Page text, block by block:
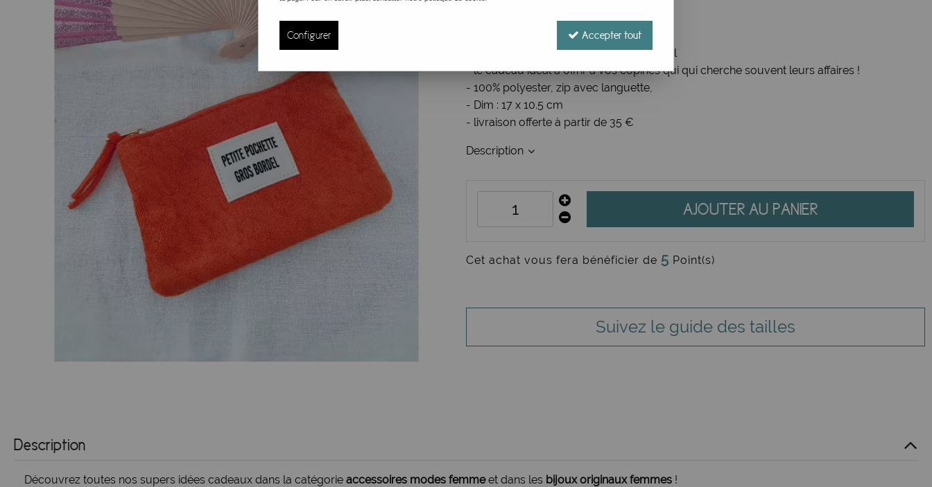
pochette éponge orange
Pochette zippée en tissu éponge orange,
- inscription : Petite pochette, Gros bordel
- le cadeau idéal à offrir à vos copines qui qui cherche souvent leurs affaires !
- 100% polyester, zip avec languette,
- Dim : 17 x 10.5 cm
- livraison offerte à partir de 35 €
Description
AJOUTER AU PANIER
Cet achat vous fera bénéficier de 5 Point(s)
Suivez le guide des tailles
Description
Découvrez toutes nos supers idées cadeaux dans la catégorie accessoires modes femmeet dans les bijoux originaux femmes !
Configurer Accepter tout